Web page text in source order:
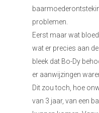
problemen.
Eerst maar wat
wat er precies aan
bleek dat Bo-Dy
er aanwijzingen
Dit zou toch, hoe
van 3 jaar, van een